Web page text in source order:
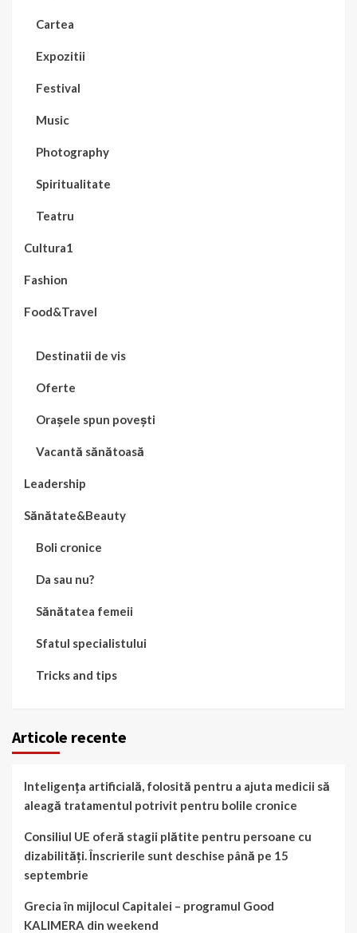
Cartea
Expozitii
Festival
Music
Photography
Spiritualitate
Teatru
Cultura1
Fashion
Food&Travel
Destinatii de vis
Oferte
Orașele spun povești
Vacantă sănătoasă
Leadership
Sănătate&Beauty
Boli cronice
Da sau nu?
Sănătatea femeii
Sfatul specialistului
Tricks and tips
Articole recente
Inteligența artificială, folosită pentru a ajuta medicii să
aleagă tratamentul potrivit pentru bolile cronice
Consiliul UE oferă stagii plătite pentru persoane cu
dizabilități. Înscrierile sunt deschise până pe 15
septembrie
Grecia în mijlocul Capitalei – programul Good
KALIMERA din weekend